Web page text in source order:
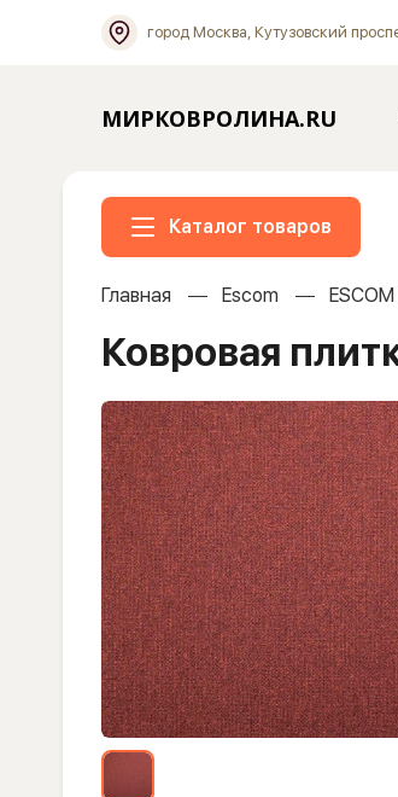
город Москва, Кутузовский
МИРКОВРОЛИНА.RU
Каталог товаров
Главная Escom
Ковровая